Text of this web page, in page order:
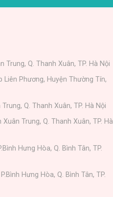
Trung, Q. Thanh Xuân, TP. Hà Nội
Liên Phương, Huyện Thường Tín,
Q. Thanh Xuân, TP. Hà Nội
Trung, Q. Thanh Xuân, TP. Hà
Hưng Hòa, Q. Bình Tân, TP.
Hưng Hòa, Q. Bình Tân, TP.